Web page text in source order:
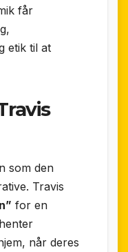
får
etik til at
som den
Travis
for en
når deres